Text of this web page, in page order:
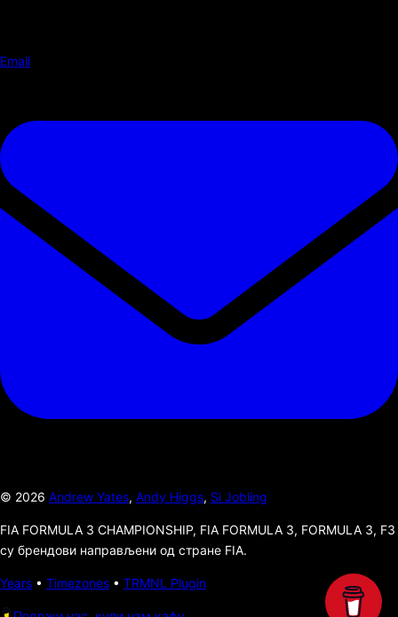
Email
© 2026 Andrew Yates, Andy Higgs, Si Jobling
FIA FORMULA 3 CHAMPIONSHIP, FIA FORMULA 3, FORMULA 3, F3
су брендови направљени од стране FIA.
Years • Timezones • TRMNL Plugin